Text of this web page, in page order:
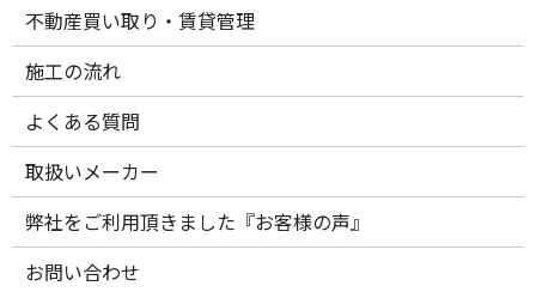
不動産買い取り・賃貸管理
施工の流れ
よくある質問
取扱いメーカー
弊社をご利用頂きました『お客様の声』
お問い合わせ